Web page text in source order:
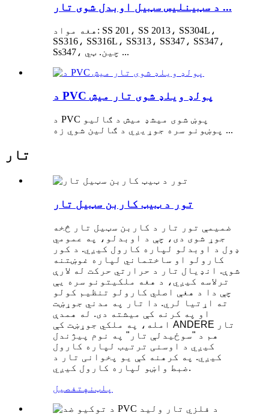
د سټینلیس سټیل اوبدل شوی تار ...
هغه مواد: SS 201، SS 2013، SS304L،
SS316، SS316L، SS313، SS347، SS347،
Ss347، چین. ټي ...
د PVC پولډ ویلډ شوی تار میش
د PVC پوښ شوی میشډ میش د ګالیو
پوښونو سره جوړیږي د ګالین شوي زه ...
تار
تور د ټیټ کاربن سټیل تار
ضمیمې تور تار د کاربن سټیل تار څخه
جوړ شوی دی، چې د اوبدلو، په عمومي
ډول د اوبدلو لپاره کارول کیږي. د کور
کارولو او ساختماني لپاره غوښتنه
شوې. انډيال تار د حرارتي حرکت له لارې
ترلاسه کیږي، د هغه ملکیتونو سره یې
چې دا د هغې اصلي کارولو تنظیم کولو
ته اړتیا لري. دا تار په مدني جوړښت
او په کرنه کې میشته دی. له همدې
امله، په ملکي جوړښت کې ANDERE تار
هم د "سوځیدلې تار" په نوم پیژندل
کیږي د اوسنی ترتیب لپاره کارول
کیږي. په کرهنه کې یو پخوانی تار د
ضبط واښو لپاره کارول کیږي.
پلټنه تفصیل